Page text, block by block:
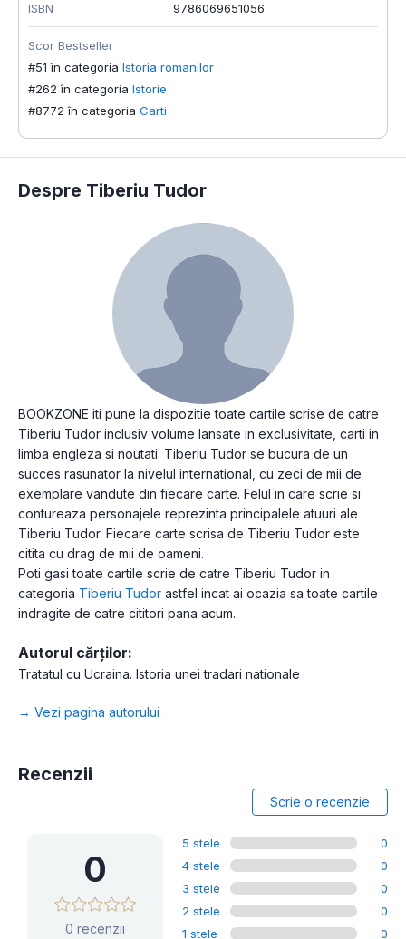
ISBN 9786069651056
Scor Bestseller
#51 în categoria Istoria romanilor
#262 în categoria Istorie
#8772 în categoria Carti
Despre Tiberiu Tudor
BOOKZONE iti pune la dispozitie toate cartile scrise de catre
Tiberiu Tudor inclusiv volume lansate in exclusivitate, carti in
limba engleza si noutati. Tiberiu Tudor se bucura de un
succes rasunator la nivelul international, cu zeci de mii de
exemplare vandute din fiecare carte. Felul in care scrie si
contureaza personajele reprezinta principalele atuuri ale
Tiberiu Tudor. Fiecare carte scrisa de Tiberiu Tudor este
citita cu drag de mii de oameni.
Poti gasi toate cartile scrie de catre Tiberiu Tudor in
categoria Tiberiu Tudor astfel incat ai ocazia sa toate cartile
indragite de catre cititori pana acum.
Autorul cărților:
Tratatul cu Ucraina. Istoria unei tradari nationale
→ Vezi pagina autorului
Recenzii
Scrie o recenzie
0
0 recenzii
5 stele
0
4 stele
0
3 stele
0
2 stele
0
1 stele
0